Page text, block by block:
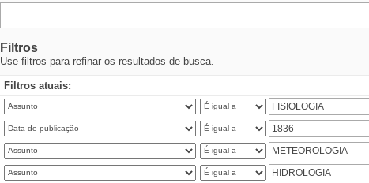
Filtros
Use filtros para refinar os resultados de busca.
Filtros atuais: